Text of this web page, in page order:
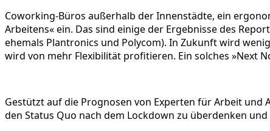
Coworking-Büros außerhalb der Innenstädte, ein
Arbeitens« ein. Das sind einige der Ergebnisse des
ehemals Plantronics und Polycom). In Zukunft wird
wird von mehr Flexibilität profitieren. Ein solches »Next
Gestützt auf die Prognosen von Experten für Arbeit
den Status Quo nach dem Lockdown zu überdenken